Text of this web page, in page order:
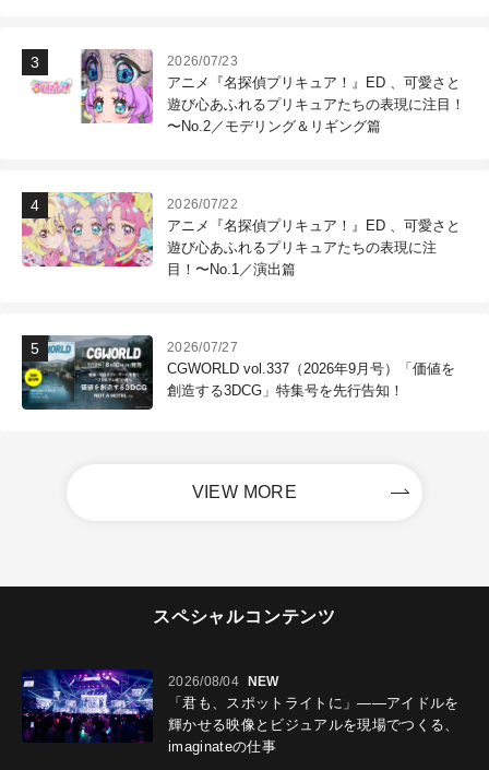
2026/07/23
アニメ『名探偵プリキュア！』ED 、可愛さと
遊び心あふれるプリキュアたちの表現に注目！
〜No.2／モデリング＆リギング篇
2026/07/22
アニメ『名探偵プリキュア！』ED 、可愛さと
遊び心あふれるプリキュアたちの表現に注
目！〜No.1／演出篇
2026/07/27
CGWORLD vol.337（2026年9月号）「価値を
創造する3DCG」特集号を先行告知！
VIEW MORE
スペシャルコンテンツ
2026/08/04 NEW
「君も、スポットライトに」――アイドルを
輝かせる映像とビジュアルを現場でつくる、
imaginateの仕事